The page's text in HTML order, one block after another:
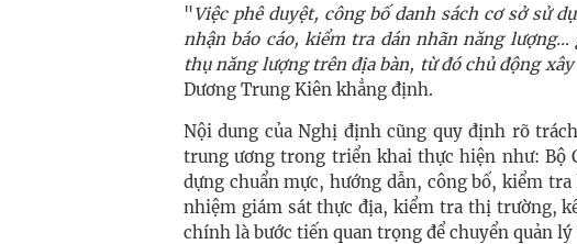
"Việc phê duyệt, công bố danh sách cơ sở sử
nhận báo cáo, kiểm tra dán nhãn năng
thụ năng lượng trên địa bàn, từ đó chủ động
Dương Trung Kiên khẳng định.
Nội dung của Nghị định cũng quy định rõ
trung ương trong triển khai thực hiện như: Bộ
dựng chuẩn mực, hướng dẫn, công bố, kiểm
nhiệm giám sát thực địa, kiểm tra thị trường,
chính là bước tiến quan trọng để chuyển quản